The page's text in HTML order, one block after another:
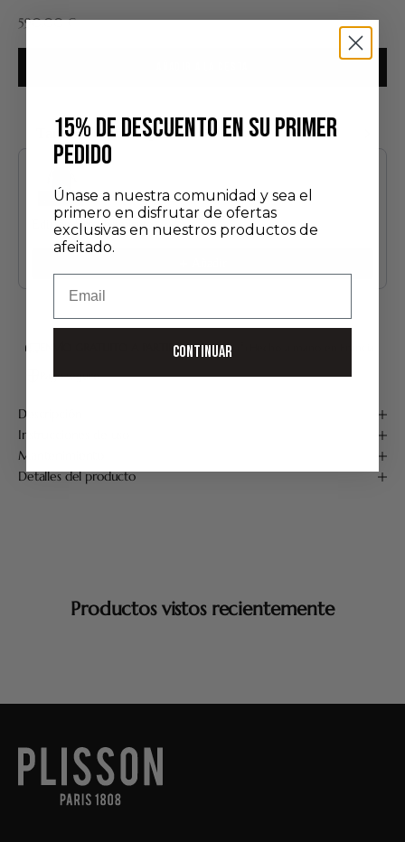
Precio de oferta
590,00 €
También te puede gustar
Use the Previous and Next buttons to navigate through product
Edición Descubrimiento
24,00 €
ENVÍO GRATUITO A PARTIR DE 75 €*
Pago seguro
Descripción
Instrucciones de uso
Mantenimiento
Detalles del producto
Productos vistos recientemente
15% DE DESCUENTO EN SU PRIMER
PEDIDO
Únase a nuestra comunidad y sea el
primero en disfrutar de ofertas
exclusivas en nuestros productos de
afeitado.
CONTINUAR